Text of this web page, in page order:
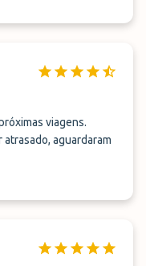
aguardaram